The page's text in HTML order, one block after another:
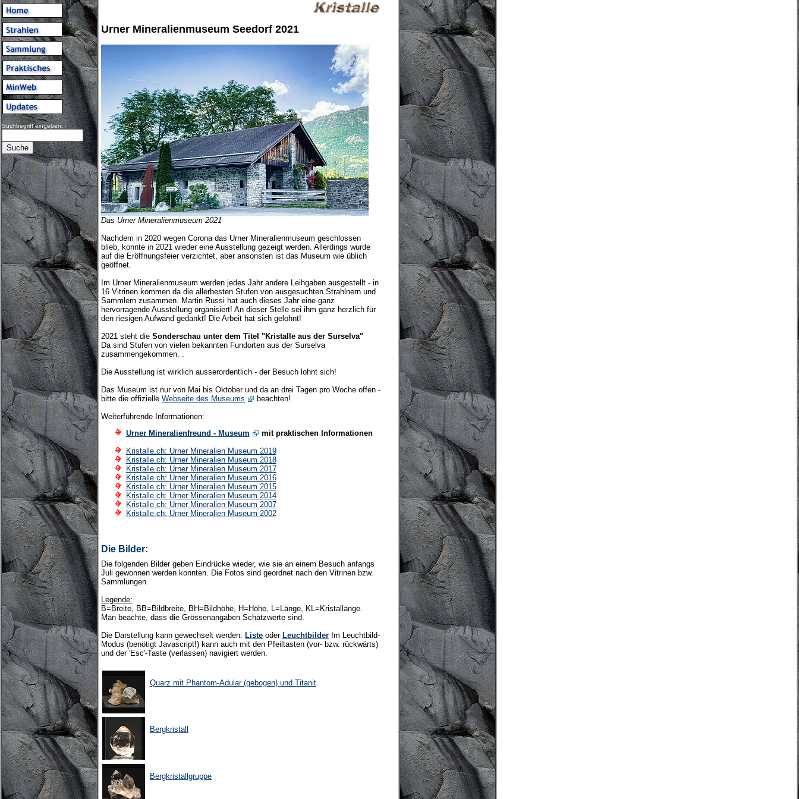
Suchbegriff eingeben:
Urner Mineralienmuseum Seedorf 2021
Das Urner Mineralienmuseum 2021
Nachdem in 2020 wegen Corona das Urner Mineralienmuseum geschlossen
blieb, konnte in 2021 wieder eine Ausstellung gezeigt werden. Allerdings wurde
auf die Eröffnungsfeier verzichtet, aber ansonsten ist das Museum wie üblich
geöffnet.
Im Urner Mineralienmuseum werden jedes Jahr andere Leihgaben ausgestellt - in
16 Vitrinen kommen da die allerbesten Stufen von ausgesuchten Strahlnern und
Sammlern zusammen. Martin Russi hat auch dieses Jahr eine ganz
hervorragende Ausstellung organisiert! An dieser Stelle sei ihm ganz herzlich für
den riesigen Aufwand gedankt! Die Arbeit hat sich gelohnt!
2021 steht die Sonderschau unter dem Titel "Kristalle aus der Surselva"
Da sind Stufen von vielen bekannten Fundorten aus der Surselva
zusammengekommen. .
Die Ausstellung ist wirklich ausserordentlich - der Besuch lohnt sich!
Das Museum ist nur von Mai bis Oktober und da an drei Tagen pro Woche offen -
bitte die offizielle Webseite des Museums
beachten!
Weiterführende Informationen:
Urner Mineralienfreund - Museum
mit praktischen Informationen
Kristalle.ch: Urner Mineralien Museum 2019
Kristalle.ch: Urner Mineralien Museum 2018
Kristalle.ch: Urner Mineralien Museum 2017
Kristalle.ch: Urner Mineralien Museum 2016
Kristalle.ch: Urner Mineralien Museum 2015
Kristalle.ch: Urner Mineralien Museum 2014
Kristalle.ch: Urner Mineralien Museum 2007
Kristalle.ch: Urner Mineralien Museum 2002
Die Bilder:
Die folgenden Bilder geben Eindrücke wieder, wie sie an einem Besuch anfangs
Juli gewonnen werden konnten. Die Fotos sind geordnet nach den Vitrinen bzw.
Sammlungen.
Legende:
B=Breite, BB=Bildbreite, BH=Bildhöhe, H=Höhe, L=Länge, KL=Kristallänge.
Man beachte, dass die Grössenangaben Schätzwerte sind.
Die Darstellung kann gewechselt werden: Liste oder Leuchtbilder Im Leuchtbild-
Modus (benötigt Javascript!) kann auch mit den Pfeiltasten (vor- bzw. rückwärts)
und der 'Esc'-Taste (verlassen) navigiert werden.
Quarz mit Phantom-Adular (gebogen) und Titanit
Bergkristall
Bergkristallgruppe